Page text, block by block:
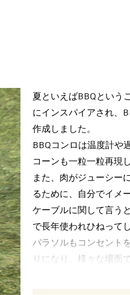
夏といえばBBQという
にインスパイアされ、
作成しました。
BBQコンロは温度計や
コーンも一粒一粒再現
また、肉がジューシー
るために、自分でイメ
ケーブルに関して言う
で長年使われひねって
パラソルもコンセント
りになり、様々な場面
す。また、カゴもス